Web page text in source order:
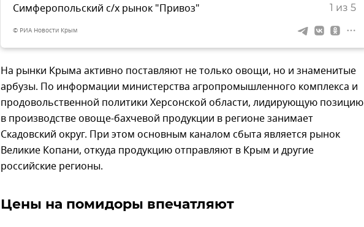
1 из 5
Симферопольский с/х рынок "Привоз"
© РИА Новости Крым
На рынки Крыма активно поставляют не только овощи, но и знаменитые
арбузы. По информации министерства агропромышленного комплекса и
продовольственной политики Херсонской области, лидирующую позицию
в производстве овоще-бахчевой продукции в регионе занимает
Скадовский округ. При этом основным каналом сбыта является рынок
Великие Копани, откуда продукцию отправляют в Крым и другие
российские регионы.
Цены на помидоры впечатляют